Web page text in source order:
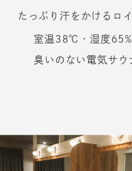
たっぷり汗をかけるロ
室温38℃・湿度65%
臭いのない電気サウ